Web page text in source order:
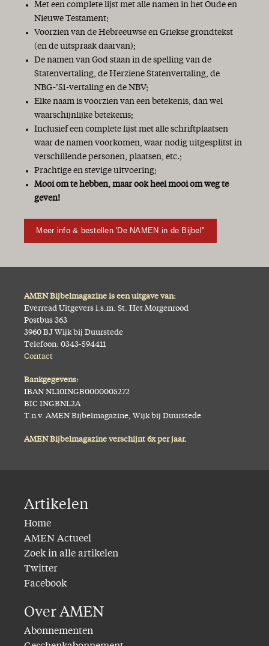
Met een complete lijst met alle namen in het Oude en
Nieuwe Testament;
Voorzien van de Hebreeuwse en Griekse grondtekst
(en de uitspraak daarvan);
De namen van God staan in de spelling van de
Statenvertaling, de Herziene Statenvertaling, de
NBG-’51-vertaling en de NBV;
Elke naam is voorzien van een betekenis, dan wel
waarschijnlijke betekenis;
Inclusief een complete lijst met alle schriftplaatsen
waar de namen voorkomen, waar nodig uitgesplitst in
verschillende personen, plaatsen, etc.;
Prachtige en stevige uitvoering;
Mooi om te hebben, maar ook heel mooi om weg te
geven!
Meer info & bestellen 'De NAMEN in de Bijbel''
AMEN Bijbelmagazine is een uitgave van:
Everread Uitgevers i.s.m. St. Het Morgenrood
Postbus 363
3960 BJ Wijk bij Duurstede
Telefoon: 0343-594411
Contact
Bankgegevens:
IBAN NL10INGB0000005272
BIC INGBNL2A
T.n.v. AMEN Bijbelmagazine, Wijk bij Duurstede
AMEN Bijbelmagazine verschijnt 6x per jaar.
Artikelen
Home
AMEN Actueel
Zoek in alle artikelen
Twitter
Facebook
Over AMEN
Abonnementen